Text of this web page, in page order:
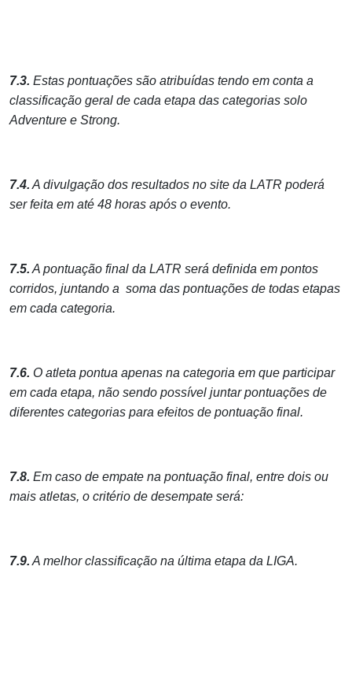
7.3. Estas pontuações são atribuídas tendo em conta a
classificação geral de cada etapa das categorias solo
Adventure e Strong.
7.4. A divulgação dos resultados no site da LATR poderá
ser feita em até 48 horas após o evento.
7.5. A pontuação final da LATR será definida em pontos
corridos, juntando a soma das pontuações de todas etapas
em cada categoria.
7.6. O atleta pontua apenas na categoria em que participar
em cada etapa, não sendo possível juntar pontuações de
diferentes categorias para efeitos de pontuação final.
7.8. Em caso de empate na pontuação final, entre dois ou
mais atletas, o critério de desempate será:
7.9. A melhor classificação na última etapa da LIGA.